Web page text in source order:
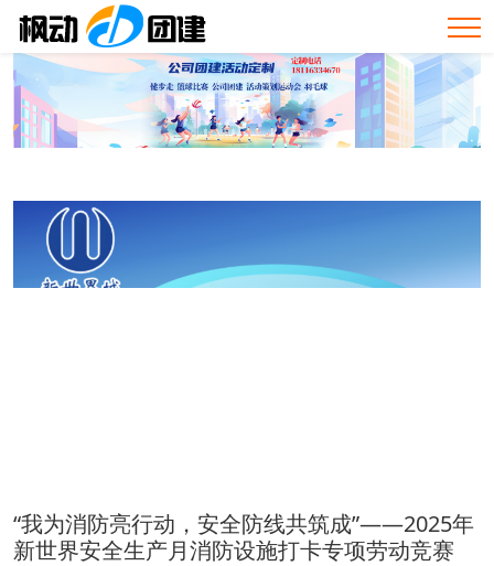
“我为消防亮行动，安全防线共筑成”——2025年
新世界安全生产月消防设施打卡专项劳动竞赛